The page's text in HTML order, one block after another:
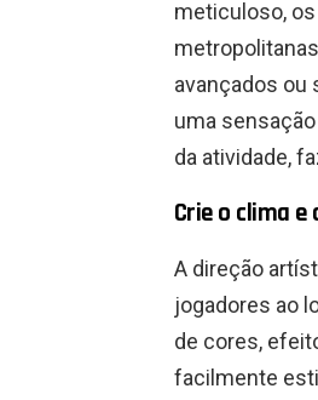
meticuloso,
avançados ou
uma
da atividade,
Crie o clima
A direção
jogadores ao
de cores,
facilmente